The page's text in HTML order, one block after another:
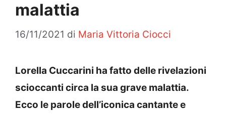
malattia
16/11/2021 di Maria Vittoria Ciocci
Lorella Cuccarini ha fatto delle rivelazioni
scioccanti circa la sua grave malattia.
Ecco le parole dell’iconica cantante e